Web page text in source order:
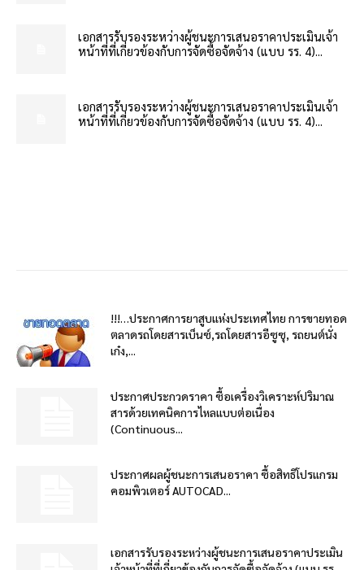
เอกสารรับรองระหว่างผู้ชนะการเสนอราคาประเมินเจ้า
หน้าที่ที่เกี่ยวข้องกับการจัดซื้อจัดจ้าง (แบบ รร. 4)...
เอกสารรับรองระหว่างผู้ชนะการเสนอราคาประเมินเจ้า
หน้าที่ที่เกี่ยวข้องกับการจัดซื้อจัดจ้าง (แบบ รร. 4)...
!!!…ประกาศการยาสูบแห่งประเทศไทย การขายทอด
ตลาดรถโดยสารเบ็นซ์,รถโดยสารอีซูซุ, รถยนต์นั่ง
เก๋ง,...
ประกาศประกวดราคา ซื้อเครื่องวิเคราะห์ปริมาณ
สารด้วยเทคนิคการไหลแบบต่อเนื่อง
(Continuous...
ประกาศผลผู้ชนะการเสนอราคา ซื้อสิทธิโปรแกรม
คอมพิวเตอร์ AUTOCAD...
เอกสารรับรองระหว่างผู้ชนะการเสนอราคาประเมิน